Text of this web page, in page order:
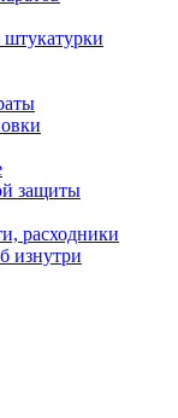
защиты
расходники
изнутри